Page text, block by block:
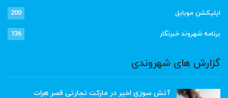
اپلیکشن موبایل 200
برنامه شهروند خبرنگار 136
گزارش های شهروندی
آتش سوزی اخیر در مارکت تجارتی قصر هرات